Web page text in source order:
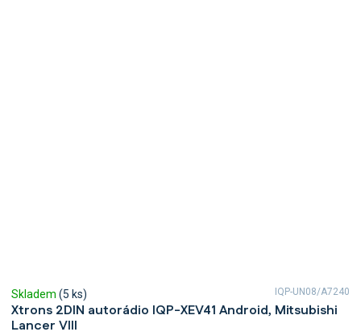
Xtrons 2DIN autorádio IQP-XEV41 Android, Mitsubishi
Lancer VIII
Skladem (5 ks) IQP-UN08/A7240